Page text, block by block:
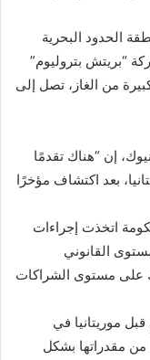
الحدود البحرية
“بريتش بتروليوم”
من الغاز، تصل إلى
إن “هناك تقدمًا
بعد اكتشاف مؤخرًا
اتخذت إجراءات
القانوني
على مستوى الشراكات
موريتانيا في
من مقدراتها بشكل